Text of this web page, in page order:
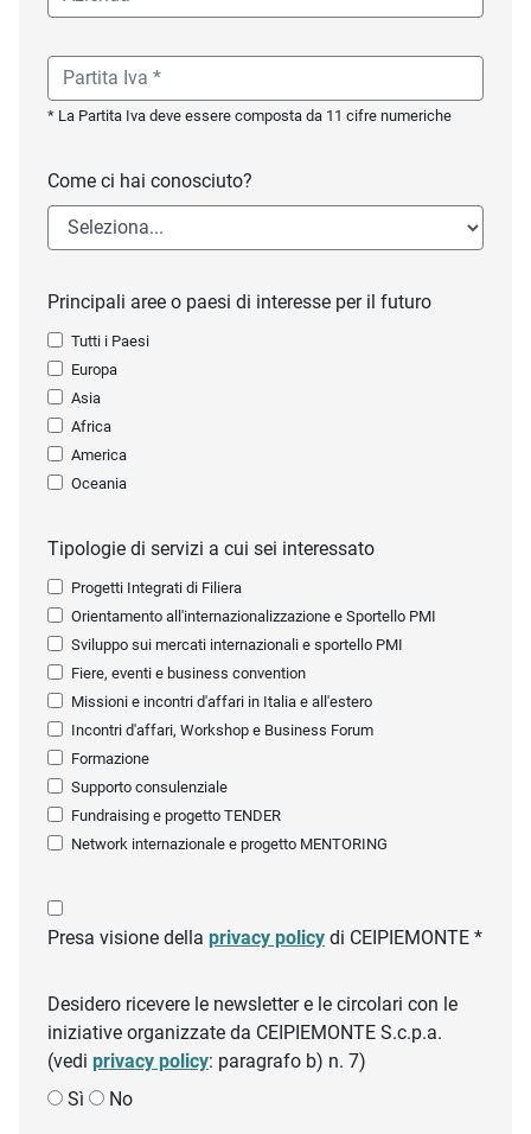
* La Partita Iva deve essere composta da 11 cifre numeriche
Come ci hai conosciuto?
Principali aree o paesi di interesse per il futuro
Tutti i Paesi
Europa
Asia
Africa
America
Oceania
Tipologie di servizi a cui sei interessato
Progetti Integrati di Filiera
Orientamento all'internazionalizzazione e Sportello PMI
Sviluppo sui mercati internazionali e sportello PMI
Fiere, eventi e business convention
Missioni e incontri d'affari in Italia e all'estero
Incontri d'affari, Workshop e Business Forum
Formazione
Supporto consulenziale
Fundraising e progetto TENDER
Network internazionale e progetto MENTORING
Presa visione della privacy policy di CEIPIEMONTE *
Desidero ricevere le newsletter e le circolari con le
iniziative organizzate da CEIPIEMONTE S.c.p.a.
(vedi privacy policy: paragrafo b) n. 7)
Sì
No